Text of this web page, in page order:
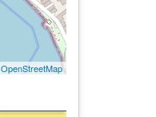
OpenStreetMap